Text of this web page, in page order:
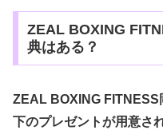
ZEAL BOXING
典はある？
ZEAL BOXING FITNESS
下のプレゼントが用意さ